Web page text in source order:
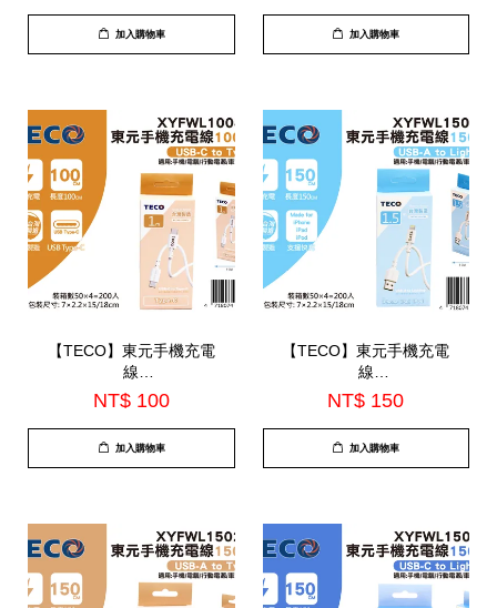
加入購物車 加入購物車
【TECO】東元手機充電
線
100CM(XYFWL1004CC)
NT$ 100
加入購物車
【TECO】東元手機充電
線
150CM(XYFWL1501AL)
NT$ 150
加入購物車